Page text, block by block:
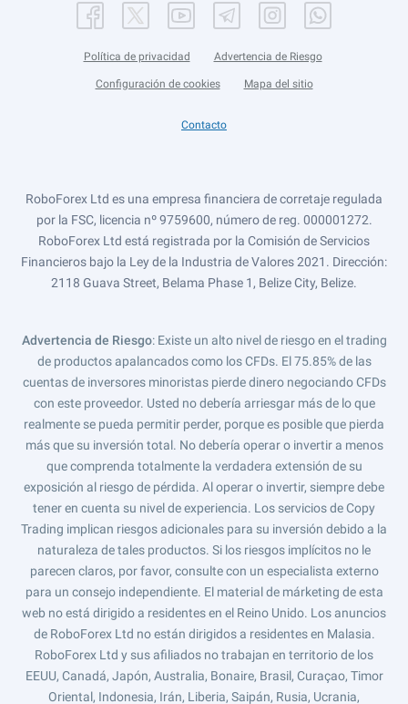
Política de privacidad Advertencia de Riesgo
Configuración de cookies Mapa del sitio
Contacto
RoboForex Ltd es una empresa financiera de corretaje regulada
por la FSC, licencia nº 9759600, número de reg. 000001272.
RoboForex Ltd está registrada por la Comisión de Servicios
Financieros bajo la Ley de la Industria de Valores 2021. Dirección:
2118 Guava Street, Belama Phase 1, Belize City, Belize.
Advertencia de Riesgo: Existe un alto nivel de riesgo en el trading
de productos apalancados como los CFDs. El 75.85% de las
cuentas de inversores minoristas pierde dinero negociando CFDs
con este proveedor. Usted no debería arriesgar más de lo que
realmente se pueda permitir perder, porque es posible que pierda
más que su inversión total. No debería operar o invertir a menos
que comprenda totalmente la verdadera extensión de su
exposición al riesgo de pérdida. Al operar o invertir, siempre debe
tener en cuenta su nivel de experiencia. Los servicios de Copy
Trading implican riesgos adicionales para su inversión debido a la
naturaleza de tales productos. Si los riesgos implícitos no le
parecen claros, por favor, consulte con un especialista externo
para un consejo independiente. El material de márketing de esta
web no está dirigido a residentes en el Reino Unido. Los anuncios
de RoboForex Ltd no están dirigidos a residentes en Malasia.
RoboForex Ltd y sus afiliados no trabajan en territorio de los
EEUU, Canadá, Japón, Australia, Bonaire, Brasil, Curaçao, Timor
Oriental, Indonesia, Irán, Liberia, Saipán, Rusia, Ucrania,